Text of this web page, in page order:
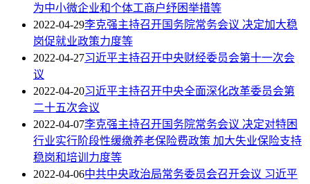
为中小微企业和个体工商户纾困举措等
2022-04-29李克强主持召开国务院常务会议 决定加大稳
岗促就业政策力度等
2022-04-27习近平主持召开中央财经委员会第十一次会
议
2022-04-20习近平主持召开中央全面深化改革委员会第
二十五次会议
2022-04-07李克强主持召开国务院常务会议 决定对特困
行业实行阶段性缓缴养老保险费政策 加大失业保险支持
稳岗和培训力度等
2022-04-06中共中央政治局常务委员会召开会议 习近平